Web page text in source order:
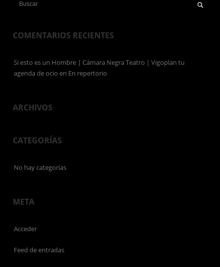
COMENTARIOS RECIENTES
Si esto es un Hombre | Cámara Negra Teatro | Vigoplan tu
agenda de ocio en En repertorio
ARCHIVOS
CATEGORÍAS
No hay categorías
META
Acceder
Feed de entradas